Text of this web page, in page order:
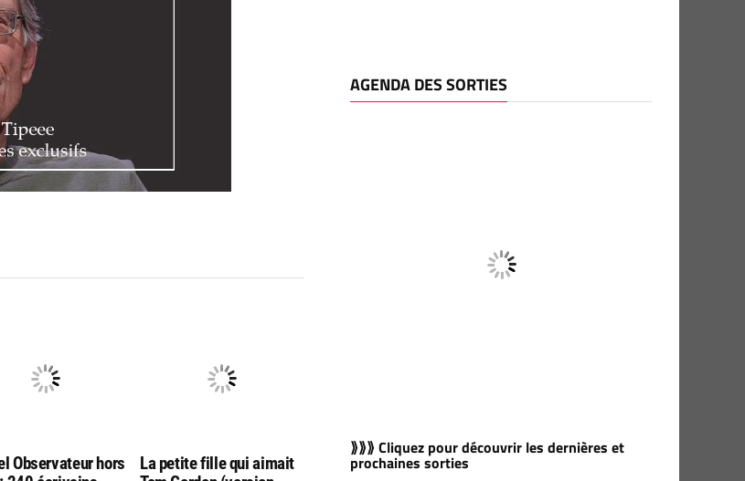
Observateur hors
La petite fille qui aimait
AGENDA DES SORTIES
⟫⟫⟫ Cliquez pour découvrir les dernières et
prochaines sorties